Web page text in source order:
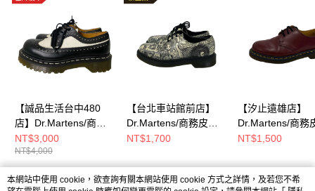
【誠品生活台中480
店】Dr.Martens/商務
皮鞋/36/10458001
NT$3,000
NT$4,000
【台北車站館前店】
Dr.Martens/商務皮
鞋/UK6/AW006
NT$1,700
【汐止遠雄店】
Dr.Martens/商務
鞋/37/
NT$1,500
本網站中使用 cookie，欲查詢有關本網站使用 cookie 方式之詳情，及若您不希